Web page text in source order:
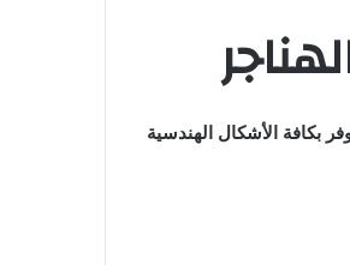
بكافة الأشكال الهندسية